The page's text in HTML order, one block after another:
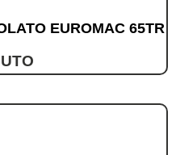
EUROMAC 65TR